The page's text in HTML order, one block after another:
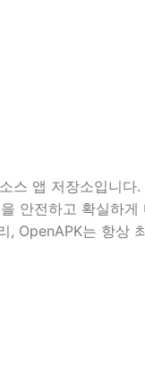
스 앱 저장소입니다.
안전하고 확실하게
, OpenAPK는 항상